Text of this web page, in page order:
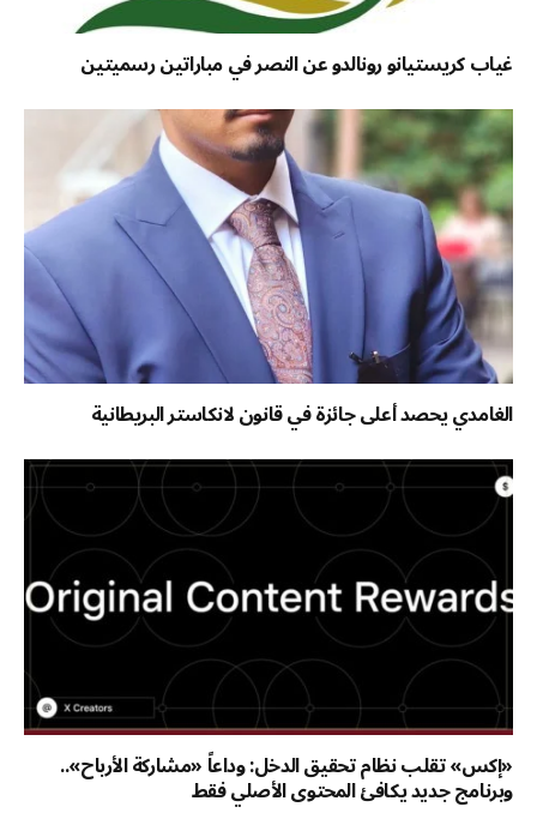
غياب كريستيانو رونالدو عن النصر في مباراتين رسميتين
الغامدي يحصد أعلى جائزة في قانون لانكاستر البريطانية
«إكس» تقلب نظام تحقيق الدخل: وداعاً «مشاركة الأرباح»..
وبرنامج جديد يكافئ المحتوى الأصلي فقط